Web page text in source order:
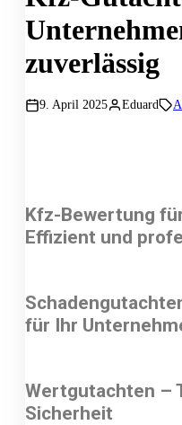
zuverlässig
9. April 2025 Eduard
Kfz-Bewertung
Effizient und
für Ihr
Wertgutachten –
Sicherheit